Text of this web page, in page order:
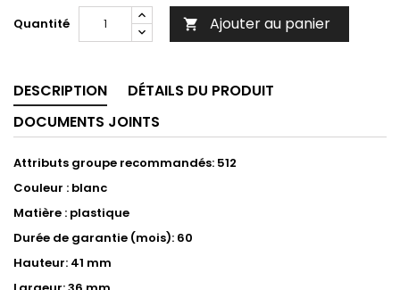
Quantité  Ajouter au panier
DESCRIPTION
DÉTAILS DU PRODUIT
DOCUMENTS JOINTS
Attributs groupe recommandés: 512
Couleur : blanc
Matière : plastique
Durée de garantie (mois): 60
Hauteur: 41 mm